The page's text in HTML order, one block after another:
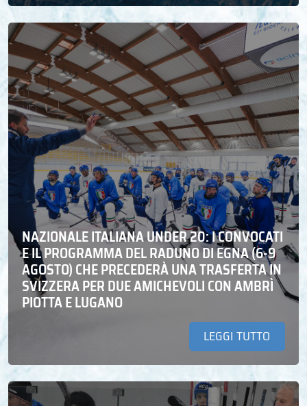
NAZIONALE ITALIANA UNDER 20: I CONVOCATI
E IL PROGRAMMA DEL RADUNO DI EGNA (6-9
AGOSTO) CHE PRECEDERÀ UNA TRASFERTA IN
SVIZZERA PER DUE AMICHEVOLI CON AMBRÌ
PIOTTA E LUGANO
LEGGI TUTTO